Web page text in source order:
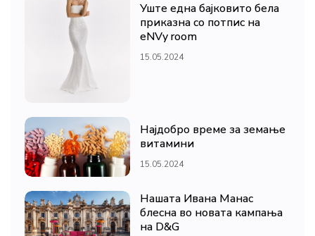
Уште една бајковито бела
приказна со потпис на
eNVy room
15.05.2024
Најдобро време за земање
витамини
15.05.2024
Нашата Ивана Манас
блесна во новата кампања
на D&G